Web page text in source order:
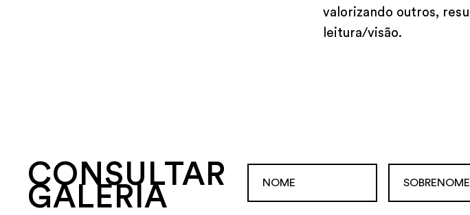
valorizando outros,
leitura/visão.
CONSULTAR
GALERIA